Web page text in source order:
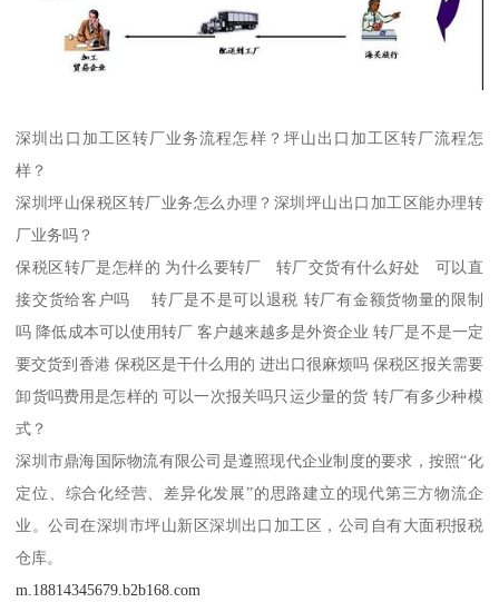
深圳出口加工区转厂业务流程怎样？坪山出口加工区转厂流程怎
样？
深圳坪山保税区转厂业务怎么办理？深圳坪山出口加工区能办理转
厂业务吗？
保税区转厂是怎样的 为什么要转厂 转厂交货有什么好处 可以直
接交货给客户吗 转厂是不是可以退税 转厂有金额货物量的限制
吗 降低成本可以使用转厂 客户越来越多是外资企业 转厂是不是一定
要交货到香港 保税区是干什么用的 进出口很麻烦吗 保税区报关需要
卸货吗费用是怎样的 可以一次报关吗只运少量的货 转厂有多少种模
式？
深圳市鼎海国际物流有限公司是遵照现代企业制度的要求，按照“化
定位、综合化经营、差异化发展”的思路建立的现代第三方物流企
业。公司在深圳市坪山新区深圳出口加工区，公司自有大面积报税
仓库。
m.18814345679.b2b168.com